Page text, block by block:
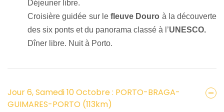
Déjeuner libre.
Croisière guidée sur le fleuve Douro à la découverte
des six ponts et du panorama classé à l’UNESCO.
Dîner libre. Nuit à Porto.
Jour 6, Samedi 10 Octobre : PORTO-BRAGA-
GUIMARES-PORTO (113km)